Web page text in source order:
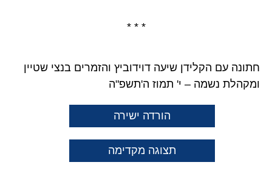
* * *
חתונה עם הקלידן שיעה דוידוביץ והזמרים בנצי שטיין
ומקהלת נשמה – י' תמוז ה'תשפ"ה
הורדה ישירה
תצוגה מקדימה